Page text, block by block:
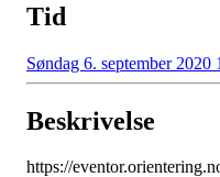
Tid
Søndag 6. september 2020
Beskrivelse
https://